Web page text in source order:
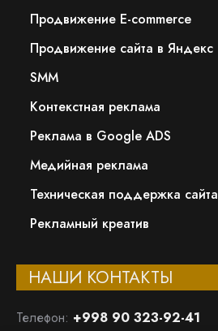
Продвижение E-commerce
Продвижение сайта в Яндекс
SMM
Контекстная реклама
Реклама в Google ADS
Медийная реклама
Техническая поддержка сайта
Рекламный креатив
НАШИ КОНТАКТЫ
Телефон: +998 90 323-92-41